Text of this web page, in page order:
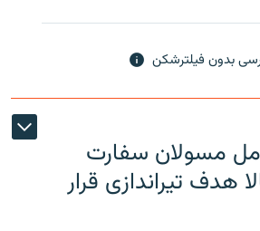
بدون فیلترشکن
مسولان سفارت
هدف تیراندازی قرار